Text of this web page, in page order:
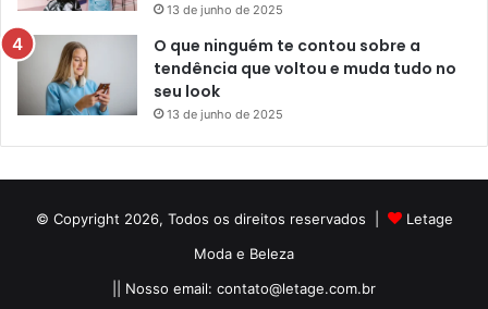
13 de junho de 2025
O que ninguém te contou sobre a
tendência que voltou e muda tudo no
seu look
13 de junho de 2025
© Copyright 2026, Todos os direitos reservados |
Letage
Moda e Beleza
|| Nosso email: contato@letage.com.br